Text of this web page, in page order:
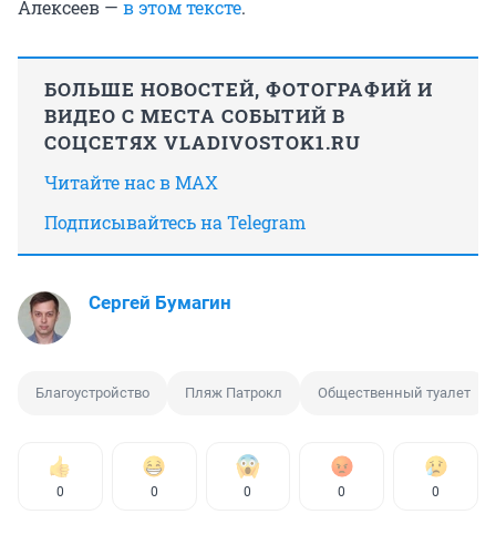
Алексеев — в этом тексте.
БОЛЬШЕ НОВОСТЕЙ, ФОТОГРАФИЙ И
ВИДЕО С МЕСТА СОБЫТИЙ В
СОЦСЕТЯХ VLADIVOSTOK1.RU
Читайте нас в MAX
Подписывайтесь на Telegram
Сергей Бумагин
Благоустройство Пляж Патрокл Общественный туалет
0 0 0 0 0